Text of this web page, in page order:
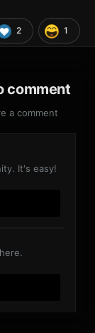
2 1
comment
a comment
It's easy!